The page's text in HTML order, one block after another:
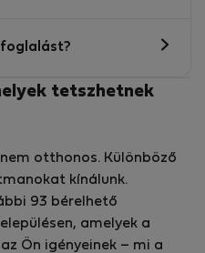
tetszhetnek
otthonos. Különböző
kínálunk.
93 bérelhető
amelyek a
Ön igényeinek – mi a